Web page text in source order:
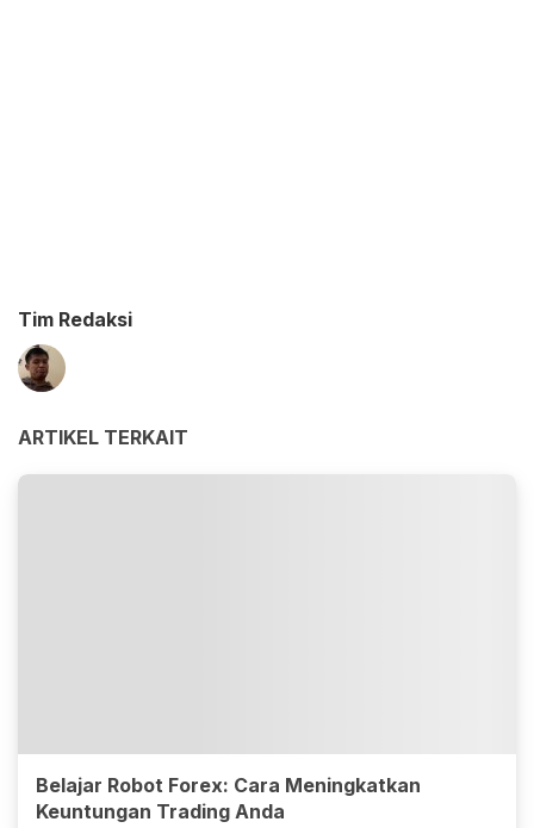
Tim Redaksi
ARTIKEL TERKAIT
Belajar Robot Forex: Cara Meningkatkan
Keuntungan Trading Anda